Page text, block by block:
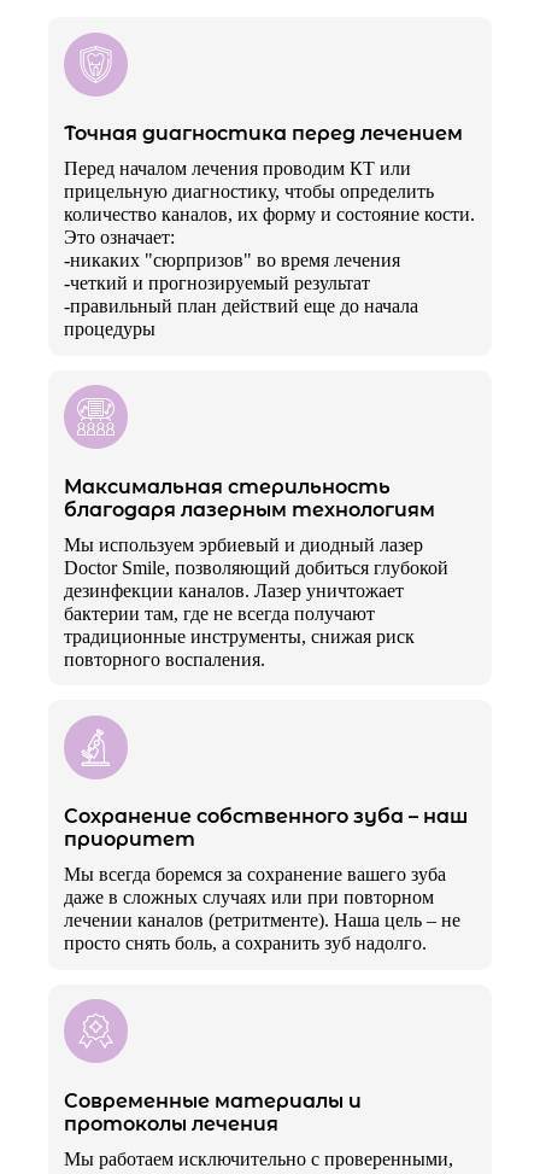
Точная диагностика перед лечением
Перед началом лечения проводим КТ или
прицельную диагностику, чтобы определить
количество каналов, их форму и состояние кости.
Это означает:
-никаких "сюрпризов" во время лечения
-четкий и прогнозируемый результат
-правильный план действий еще до начала
процедуры
Максимальная стерильность
благодаря лазерным технологиям
Мы используем эрбиевый и диодный лазер
Doctor Smile, позволяющий добиться глубокой
дезинфекции каналов. Лазер уничтожает
бактерии там, где не всегда получают
традиционные инструменты, снижая риск
повторного воспаления.
Сохранение собственного зуба – наш
приоритет
Мы всегда боремся за сохранение вашего зуба
даже в сложных случаях или при повторном
лечении каналов (ретритменте). Наша цель – не
просто снять боль, а сохранить зуб надолго.
Современные материалы и
протоколы лечения
Мы работаем исключительно с проверенными,